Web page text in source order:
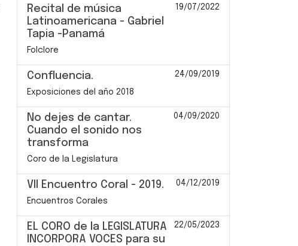
Recital de música
Latinoamericana - Gabriel
Tapia -Panamá
19/07/2022
Folclore
Confluencia. 24/09/2019
Exposiciones del año 2018
No dejes de cantar.
Cuando el sonido nos
transforma
04/09/2020
Coro de la Legislatura
VII Encuentro Coral - 2019. 04/12/2019
Encuentros Corales
EL CORO de la LEGISLATURA
INCORPORA VOCES para su
22/05/2023